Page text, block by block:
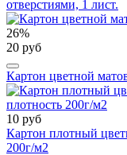
отверстиями, 1 лист.
26%
20 руб
Картон цветной
10 руб
Картон плотный
200г/м2